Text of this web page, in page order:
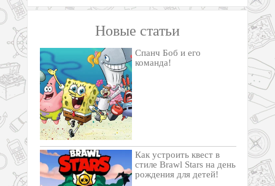
Новые статьи
Спанч Боб и его
команда!
Как устроить квест в
стиле Brawl Stars на день
рождения для детей!